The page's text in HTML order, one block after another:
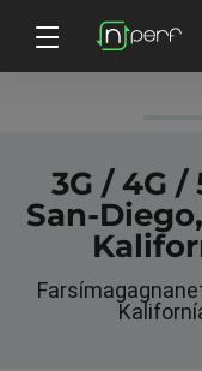
3G / 4G
San-